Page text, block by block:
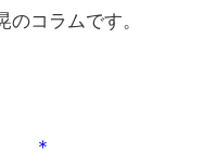
コラムです。